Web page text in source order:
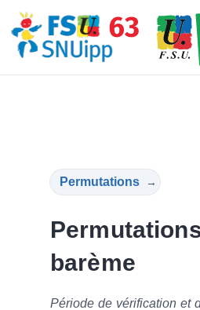
Permutations →
barème
Période de vérification et